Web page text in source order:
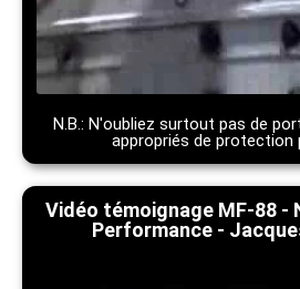
N.B.: N'oubliez surtout pas de
appropriés de protection
Vidéo témoignage MF-88
Performance -